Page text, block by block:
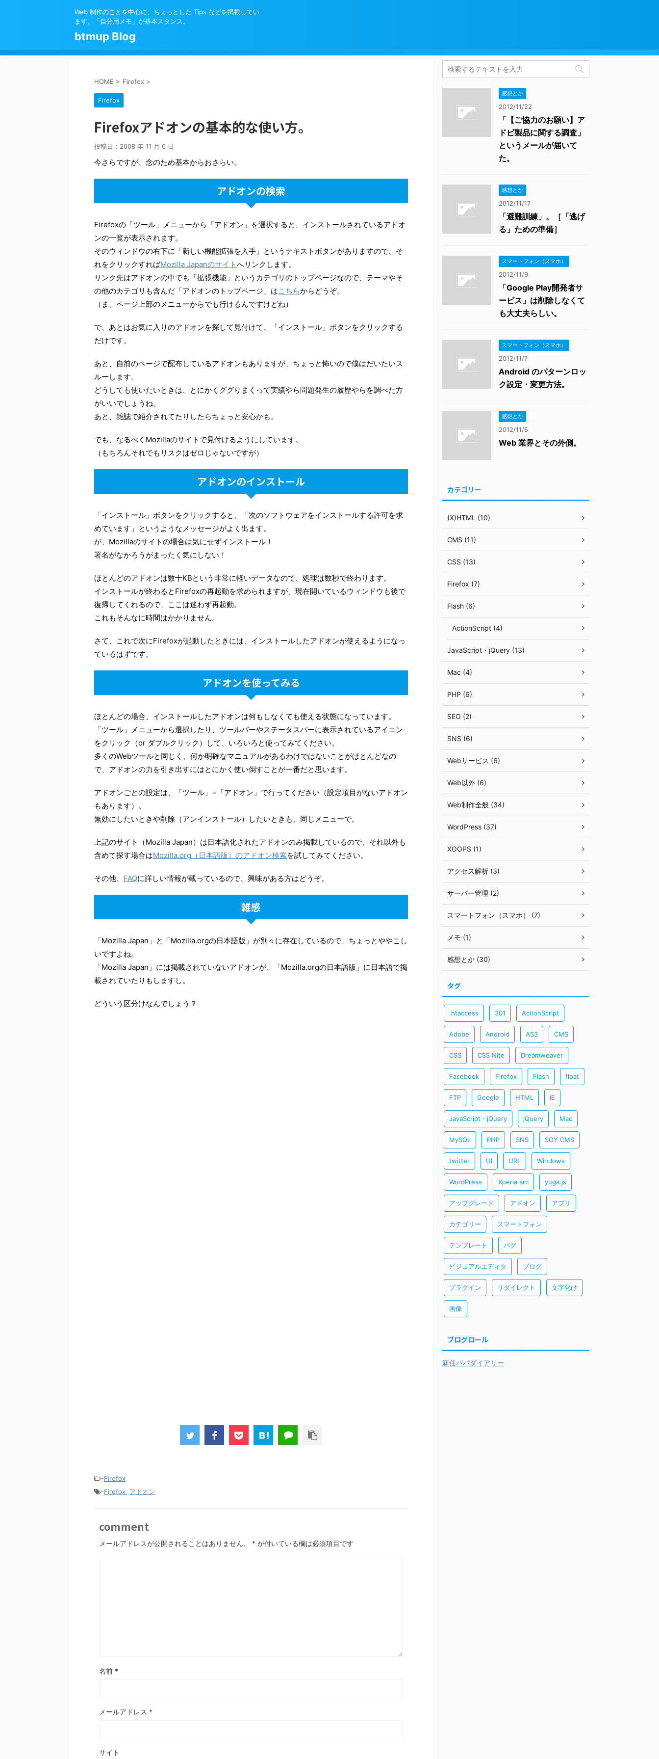
Web 制作のことを中心に、ちょっとした Tips などを掲載してい
ます。「自分用メモ」が基本スタンス。
btmup Blog
HOME > Firefox >
Firefox
Firefoxアドオンの基本的な使い方。
投稿日： 2008 年 11 月 6 日
今さらですが、念のため基本からおさらい。
アドオンの検索
Firefoxの「ツール」メニューから「アドオン」を選択すると、インストールされているアドオ
ンの一覧が表示されます。
そのウィンドウの右下に「新しい機能拡張を入手」というテキストボタンがありますので、そ
れをクリックすればMozilla Japanのサイトへリンクします。
リンク先はアドオンの中でも「拡張機能」というカテゴリのトップページなので、テーマやそ
の他のカテゴリも含んだ「アドオンのトップページ」はこちらからどうぞ。
（ま、ページ上部のメニューからでも行けるんですけどね）
で、あとはお気に入りのアドオンを探して見付けて、「インストール」ボタンをクリックする
だけです。
あと、自前のページで配布しているアドオンもありますが、ちょっと怖いので僕はだいたいス
ルーします。
どうしても使いたいときは、とにかくググりまくって実績やら問題発生の履歴やらを調べた方
がいいでしょうね。
あと、雑誌で紹介されてたりしたらちょっと安心かも。
でも、なるべくMozillaのサイトで見付けるようにしています。
（もちろんそれでもリスクはゼロじゃないですが）
アドオンのインストール
「インストール」ボタンをクリックすると、「次のソフトウェアをインストールする許可を求
めています」というようなメッセージがよく出ます。
が、Mozillaのサイトの場合は気にせずインストール！
署名がなかろうがまったく気にしない！
ほとんどのアドオンは数十KBという非常に軽いデータなので、処理は数秒で終わります。
インストールが終わるとFirefoxの再起動を求められますが、現在開いているウィンドウも後で
復帰してくれるので、ここは迷わず再起動。
これもそんなに時間はかかりません。
さて、これで次にFirefoxが起動したときには、インストールしたアドオンが使えるようになっ
ているはずです。
アドオンを使ってみる
ほとんどの場合、インストールしたアドオンは何もしなくても使える状態になっています。
「ツール」メニューから選択したり、ツールバーやステータスバーに表示されているアイコン
をクリック（or ダブルクリック）して、いろいろと使ってみてください。
多くのWebツールと同じく、何か明確なマニュアルがあるわけではないことがほとんどなの
で、アドオンの力を引き出すにはとにかく使い倒すことが一番だと思います。
アドオンごとの設定は、「ツール」−「アドオン」で行ってください（設定項目がないアドオン
もあります）。
無効にしたいときや削除（アンインストール）したいときも、同じメニューで。
上記のサイト（Mozilla Japan）は日本語化されたアドオンのみ掲載しているので、それ以外も
含めて探す場合はMozilla.org（日本語版）のアドオン検索を試してみてください。
その他、 FAQに詳しい情報が載っているので、興味がある方はどうぞ。
雑感
「Mozilla Japan」と「Mozilla.orgの日本語版」が別々に存在しているので、ちょっとややこし
いですよね。
「Mozilla Japan」には掲載されていないアドオンが、「Mozilla.orgの日本語版」に日本語で掲
載されていたりもしますし。
どういう区分けなんでしょう？
-Firefox
-Firefox, アドオン
comment
メールアドレスが公開されることはありません。 * が付いている欄は必須項目です
名前 *
メールアドレス *
サイト
感想とか
2012/11/22
「【ご協力のお願い】ア
ドビ製品に関する調査」
というメールが届いて
た。
感想とか
2012/11/17
「避難訓練」。［「逃げ
る」ための準備］
スマートフォン（スマホ）
2012/11/9
「Google Play開発者サ
ービス」は削除しなくて
も大丈夫らしい。
スマートフォン（スマホ）
2012/11/7
Android のパターンロッ
ク設定・変更方法。
感想とか
2012/11/5
Web 業界とその外側。
カテゴリー
(X)HTML (10)
CMS (11)
CSS (13)
Firefox (7)
Flash (6)
ActionScript (4)
JavaScript・jQuery (13)
Mac (4)
PHP (6)
SEO (2)
SNS (6)
Webサービス (6)
Web以外 (6)
Web制作全般 (34)
WordPress (37)
XOOPS (1)
アクセス解析 (3)
サーバー管理 (2)
スマートフォン（スマホ） (7)
メモ (1)
感想とか (30)
タグ
.htaccess 301 ActionScript
Adobe Android AS3 CMS
CSS CSS Nite Dreamweaver
Facebook Firefox Flash float
FTP Google HTML IE
JavaScript・jQuery jQuery Mac
MySQL PHP SNS SOY CMS
twitter UI URL Windows
WordPress Xperia arc yuga.js
アップグレード アドオン アプリ
カテゴリー スマートフォン
テンプレート バグ
ビジュアルエディタ ブログ
プラグイン リダイレクト 文字化け
画像
ブログロール
新任パパダイアリー